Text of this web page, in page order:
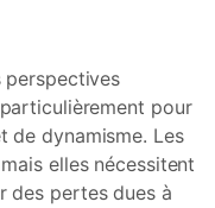
perspectives
pour
de dynamisme. Les
elles nécessitent
des pertes dues à